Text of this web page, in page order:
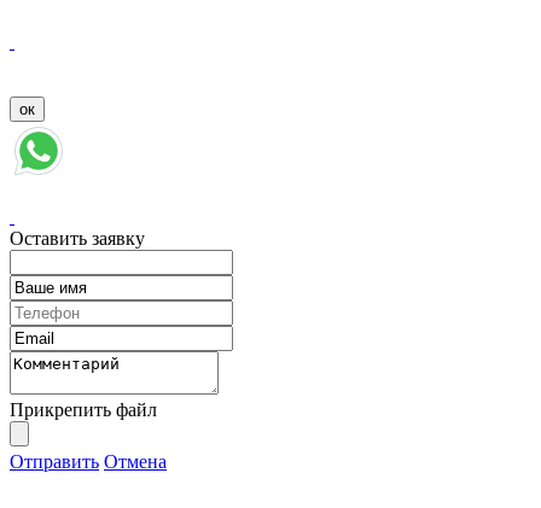
Оставить заявку
Прикрепить файл
Отправить Отмена